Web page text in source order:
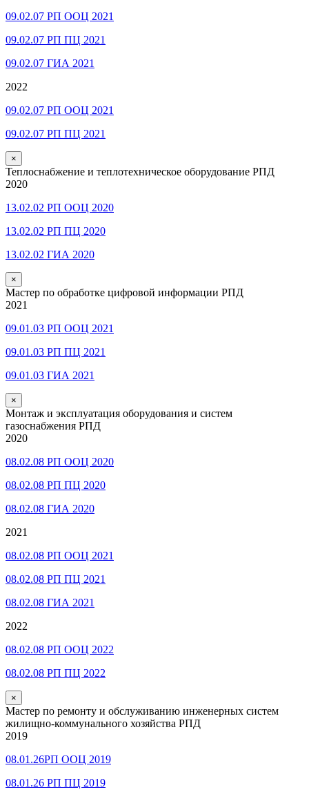
09.02.07 РП ООЦ 2021
09.02.07 РП ПЦ 2021
09.02.07 ГИА 2021
2022
09.02.07 РП ООЦ 2021
09.02.07 РП ПЦ 2021
×
Теплоснабжение и теплотехническое оборудование РПД
2020
13.02.02 РП ООЦ 2020
13.02.02 РП ПЦ 2020
13.02.02 ГИА 2020
×
Мастер по обработке цифровой информации РПД
2021
09.01.03 РП ООЦ 2021
09.01.03 РП ПЦ 2021
09.01.03 ГИА 2021
×
Монтаж и эксплуатация оборудования и систем
газоснабжения РПД
2020
08.02.08 РП ООЦ 2020
08.02.08 РП ПЦ 2020
08.02.08 ГИА 2020
2021
08.02.08 РП ООЦ 2021
08.02.08 РП ПЦ 2021
08.02.08 ГИА 2021
2022
08.02.08 РП ООЦ 2022
08.02.08 РП ПЦ 2022
×
Мастер по ремонту и обслуживанию инженерных систем
жилищно-коммунального хозяйства РПД
2019
08.01.26РП ООЦ 2019
08.01.26 РП ПЦ 2019